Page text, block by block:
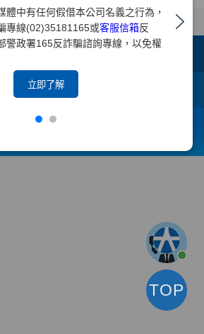
體中有任何假借本公司名義之行為，
專線(02)35181165或客服信箱反
警政署165反詐騙諮詢專線，以免權
立即了解
TOP